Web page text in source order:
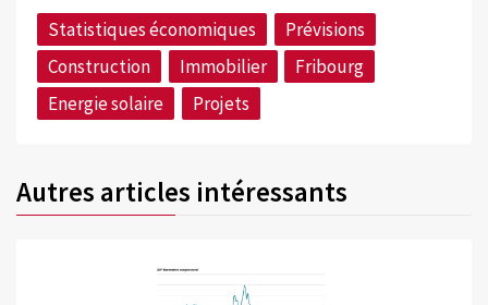
Statistiques économiques
Prévisions
Construction
Immobilier
Fribourg
Energie solaire
Projets
Autres articles intéressants